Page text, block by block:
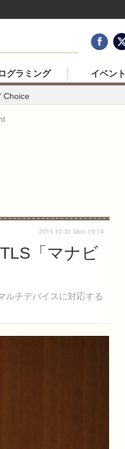
Choice
グラミング イベント
「マナビ
ルチデバイスに対応する
2011.10.31 Mon 19:14